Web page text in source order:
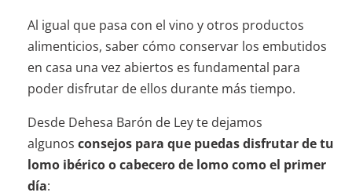
Al igual que pasa con el vino y otros productos
alimenticios, saber cómo conservar los embutidos
en casa una vez abiertos es fundamental para
poder disfrutar de ellos durante más tiempo.
Desde Dehesa Barón de Ley te dejamos
algunos consejos para que puedas disfrutar de tu
lomo ibérico o cabecero de lomo como el primer
día: